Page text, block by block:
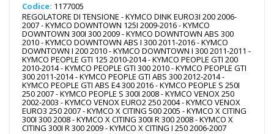
Codice: 1177005
REGOLATORE DI TENSIONE - KYMCO DINK EURO3I 200 2006-
2007 - KYMCO DOWNTOWN 125I 2009-2016 - KYMCO
DOWNTOWN 300I 300 2009 - KYMCO DOWNTOWN ABS 300
2010 - KYMCO DOWNTOWN ABS I 300 2011-2016 - KYMCO
DOWNTOWN I 200 2010 - KYMCO DOWNTOWN I 300 2011-2011 -
KYMCO PEOPLE GTI 125 2010-2014 - KYMCO PEOPLE GTI 200
2010-2014 - KYMCO PEOPLE GTI 300 2010 - KYMCO PEOPLE GTI
300 2011-2014 - KYMCO PEOPLE GTI ABS 300 2012-2014 -
KYMCO PEOPLE GTI ABS E4 300 2016 - KYMCO PEOPLE S 250I
250 2007 - KYMCO PEOPLE S 300I 2008 - KYMCO VENOX 250
2002-2003 - KYMCO VENOX EURO2 250 2004 - KYMCO VENOX
EURO3 250 2007 - KYMCO X CITING 500 2005 - KYMCO X CITING
300I 300 2008 - KYMCO X CITING 300I R 300 2008 - KYMCO X
CITING 300I R 300 2009 - KYMCO X CITING I 250 2006-2007